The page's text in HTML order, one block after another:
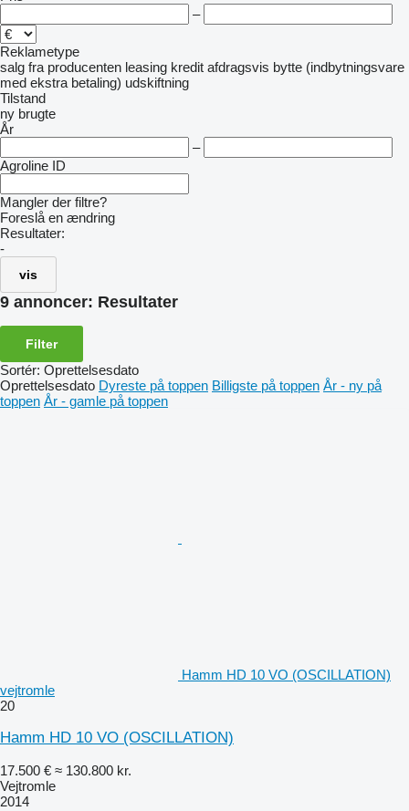
–
Reklametype
salg fra producenten leasing kredit afdragsvis bytte (indbytningsvare
med ekstra betaling) udskiftning
Tilstand
ny brugte
År
–
Agroline ID
Mangler der filtre?
Foreslå en ændring
Resultater:
-
vis
9 annoncer: Resultater
Filter
Sortér: Oprettelsesdato
Oprettelsesdato Dyreste på toppen Billigste på toppen År - ny på
toppen År - gamle på toppen
Hamm HD 10 VO (OSCILLATION)
vejtromle
20
Hamm HD 10 VO (OSCILLATION)
17.500 € ≈ 130.800 kr.
Vejtromle
2014